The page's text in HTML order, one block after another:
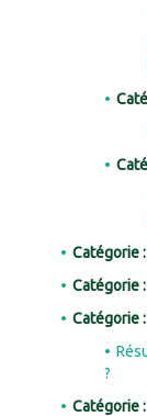
Catégorie :
Catégorie :
Catégorie :
?
Catégorie :